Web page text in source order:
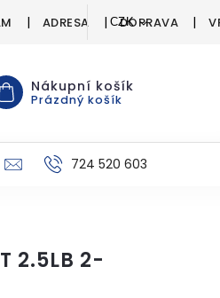
ADRESA DOPRAVA
CZK
Nákupní košík
Prázdný košík
PÉČE O ÚLOVEK
724 520 603
2.5LB 2-